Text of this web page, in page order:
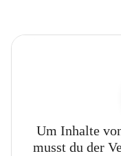
Um Inhalte
musst du der